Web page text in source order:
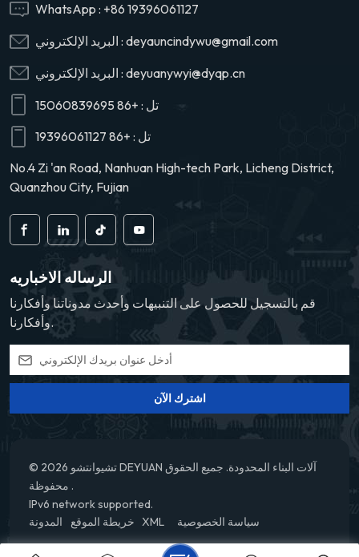
WhatsApp : +86 19396061127
البريد الإلكتروني : deyauncindywu@gmail.com
البريد الإلكتروني : deyuanywyi@dyqp.cn
تل : +86 15060839695
تل : +86 19396061127
No.4 Zi 'an Road, Nanhuan High-tech Park, Licheng District,
Quanzhou City, Fujian
الرساله الاخباريه
قم بالتسجيل للحصول على التنبيهات وأحدث مدوناتنا وأفكارنا
وأفكارنا.
اشترك الآن
© 2026 تشيوانتشو DEYUAN آلات البناء المحدودة. جميع الحقوق
محفوظة .
IPv6 network supported.
المدونة
خريطة الموقع XML سياسة الخصوصية